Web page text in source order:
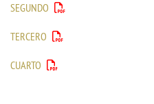
SEGUNDO
TERCERO
CUARTO